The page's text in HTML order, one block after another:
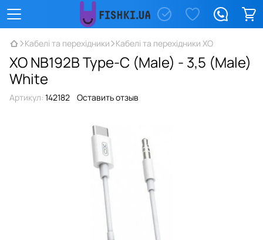
Кабелі та перехідники Кабелі та перехідники XO
XO NB192B Type-C (Male) - 3,5 (Male)
White
Артикул: 142182 Оставить отзыв